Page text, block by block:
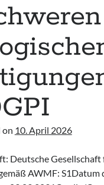
on 10. April 2026
Deutsche
AWMF: